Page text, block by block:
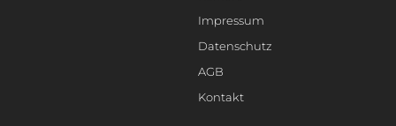
Impressum
Datenschutz
AGB
Kontakt